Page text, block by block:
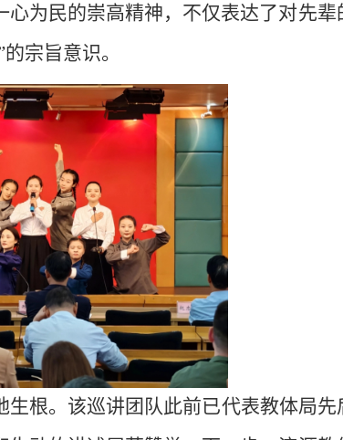
为民的崇高精神，不仅表达了对先辈
宗旨意识。
根。该巡讲团队此前已代表教体局先